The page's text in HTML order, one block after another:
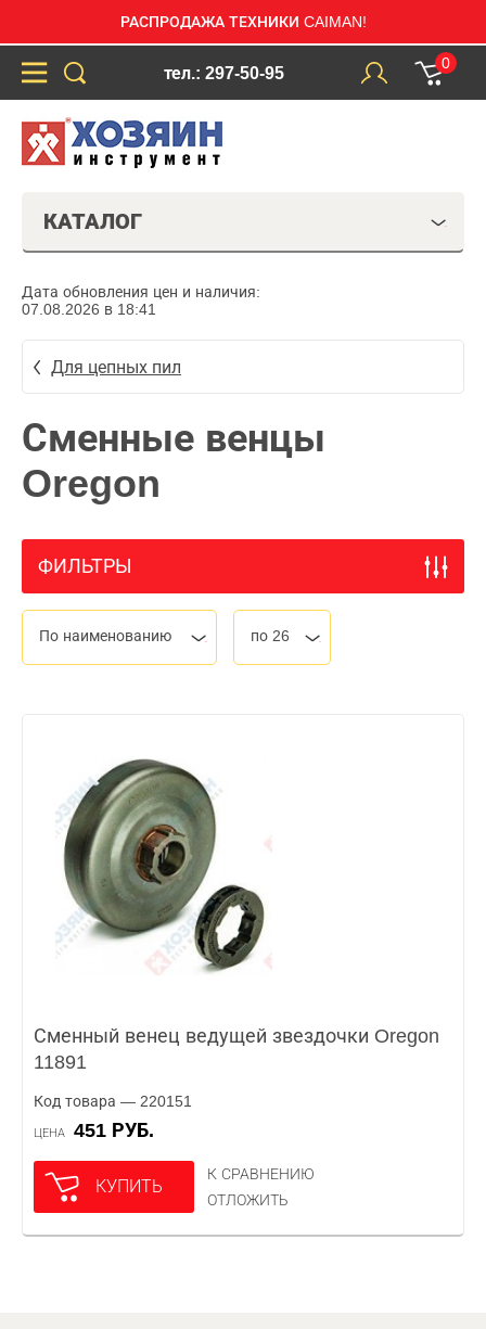
РАСПРОДАЖА ТЕХНИКИ CAIMAN!
тел.: 297-50-95
0
КАТАЛОГ
Дата обновления цен и наличия:
07.08.2026 в 18:41
Для цепных пил
Сменные венцы
Oregon
ФИЛЬТРЫ
По наименованию по 26
Сменный венец ведущей звездочки Oregon
11891
Код товара — 220151
ЦЕНА 451 РУБ.
КУПИТЬ
К СРАВНЕНИЮ
ОТЛОЖИТЬ